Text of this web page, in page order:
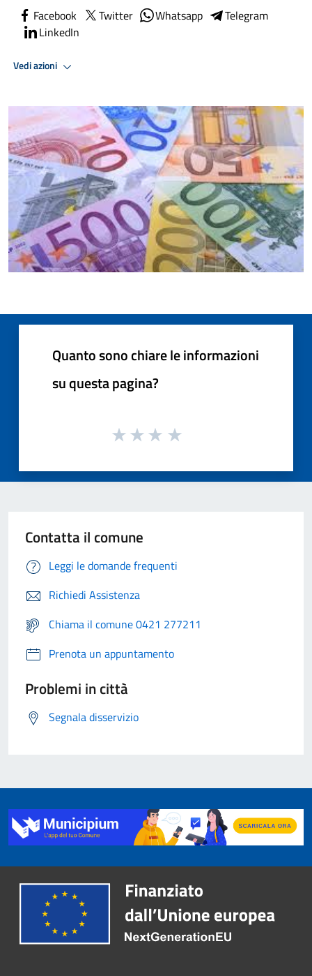
Facebook Twitter Whatsapp
Telegram
LinkedIn
Vedi azioni
Quanto sono chiare le informazioni
su questa pagina?
Contatta il comune
Leggi le domande frequenti
Richiedi Assistenza
Chiama il comune 0421 277211
Prenota un appuntamento
Problemi in città
Segnala disservizio